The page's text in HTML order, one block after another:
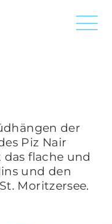
der
Piz Nair
flache und
und den
Moritzersee.